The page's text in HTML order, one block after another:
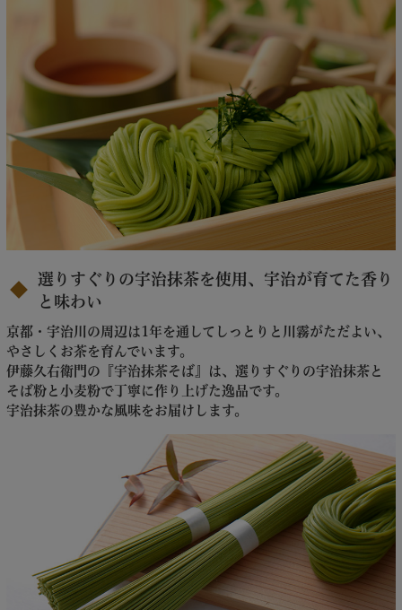
選りすぐりの宇治抹茶を使用、宇治が育てた香り
と味わい
京都・宇治川の周辺は1年を通してしっとりと川霧がただよい、
やさしくお茶を育んでいます。
伊藤久右衛門の『宇治抹茶そば』は、選りすぐりの宇治抹茶と
そば粉と小麦粉で丁寧に作り上げた逸品です。
宇治抹茶の豊かな風味をお届けします。